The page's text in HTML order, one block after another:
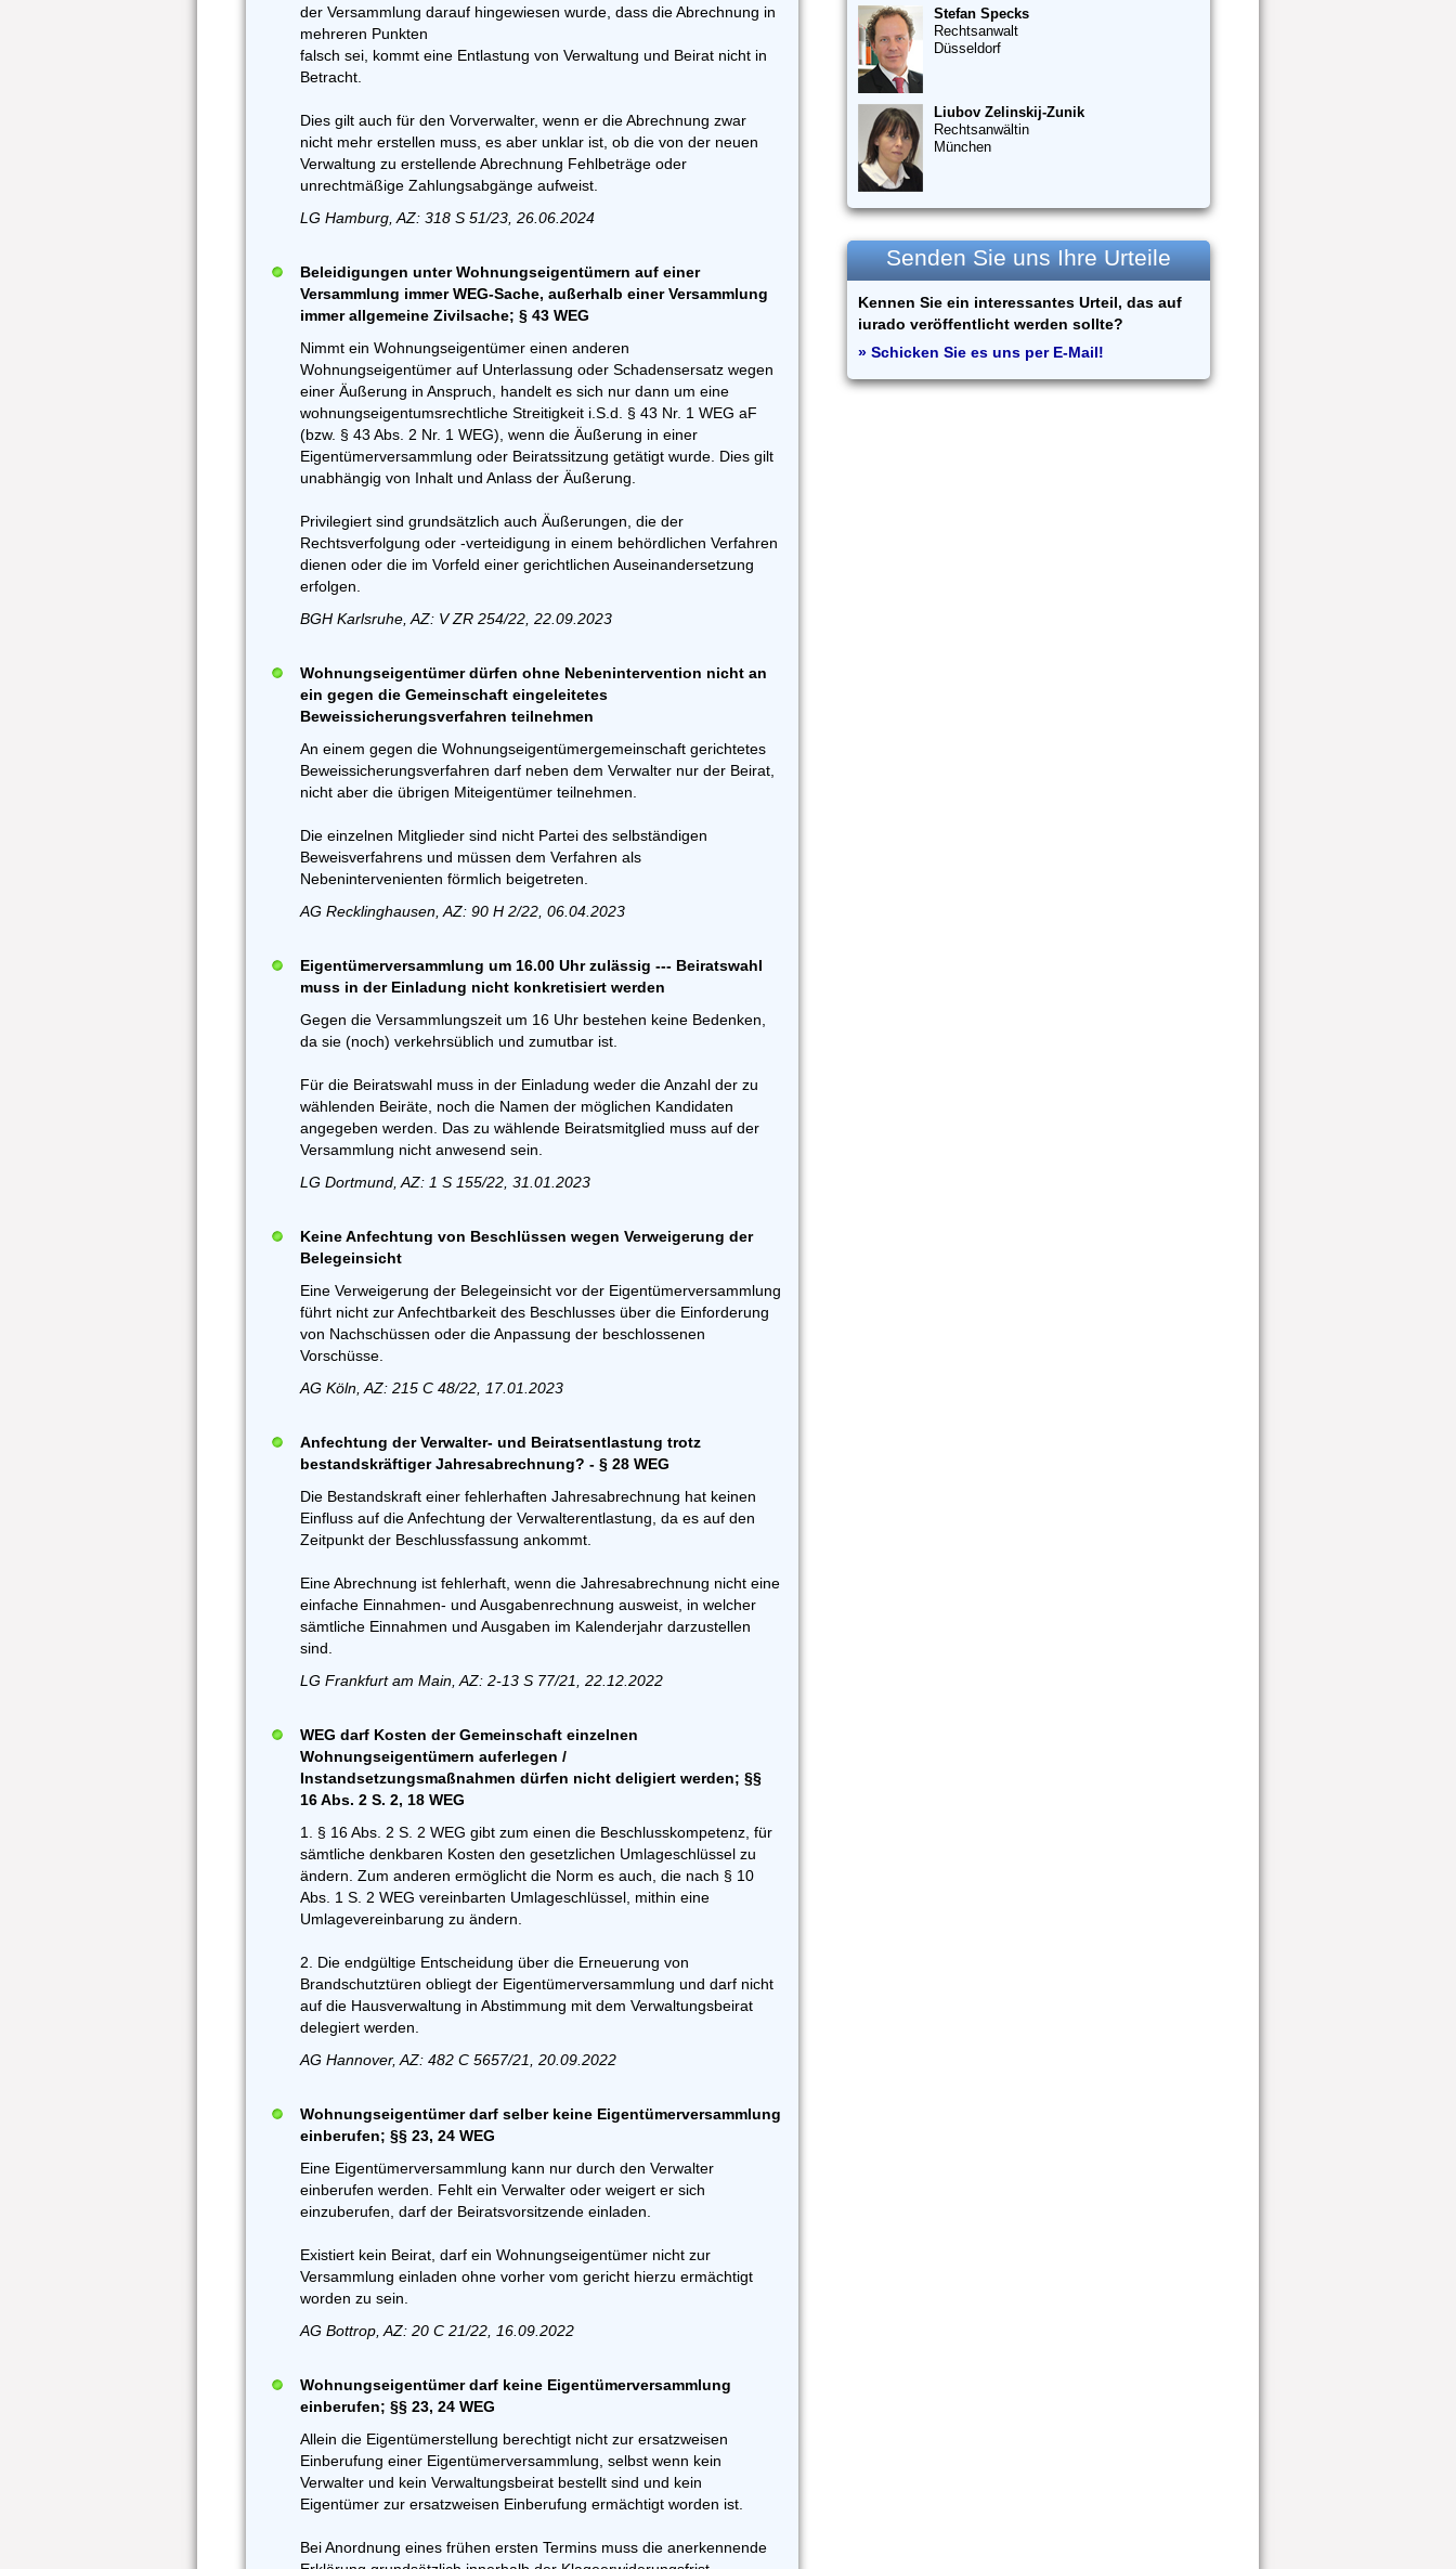
der Versammlung darauf hingewiesen wurde, dass die Abrechnung in
mehreren Punkten
falsch sei, kommt eine Entlastung von Verwaltung und Beirat nicht in
Betracht.
Dies gilt auch für den Vorverwalter, wenn er die Abrechnung zwar
nicht mehr erstellen muss, es aber unklar ist, ob die von der neuen
Verwaltung zu erstellende Abrechnung Fehlbeträge oder
unrechtmäßige Zahlungsabgänge aufweist.
LG Hamburg, AZ: 318 S 51/23, 26.06.2024
Beleidigungen unter Wohnungseigentümern auf einer
Versammlung immer WEG-Sache, außerhalb einer Versammlung
immer allgemeine Zivilsache; § 43 WEG
Nimmt ein Wohnungseigentümer einen anderen
Wohnungseigentümer auf Unterlassung oder Schadensersatz wegen
einer Äußerung in Anspruch, handelt es sich nur dann um eine
wohnungseigentumsrechtliche Streitigkeit i.S.d. § 43 Nr. 1 WEG aF
(bzw. § 43 Abs. 2 Nr. 1 WEG), wenn die Äußerung in einer
Eigentümerversammlung oder Beiratssitzung getätigt wurde. Dies gilt
unabhängig von Inhalt und Anlass der Äußerung.
Privilegiert sind grundsätzlich auch Äußerungen, die der
Rechtsverfolgung oder -verteidigung in einem behördlichen Verfahren
dienen oder die im Vorfeld einer gerichtlichen Auseinandersetzung
erfolgen.
BGH Karlsruhe, AZ: V ZR 254/22, 22.09.2023
Wohnungseigentümer dürfen ohne Nebenintervention nicht an
ein gegen die Gemeinschaft eingeleitetes
Beweissicherungsverfahren teilnehmen
An einem gegen die Wohnungseigentümergemeinschaft gerichtetes
Beweissicherungsverfahren darf neben dem Verwalter nur der Beirat,
nicht aber die übrigen Miteigentümer teilnehmen.
Die einzelnen Mitglieder sind nicht Partei des selbständigen
Beweisverfahrens und müssen dem Verfahren als
Nebenintervenienten förmlich beigetreten.
AG Recklinghausen, AZ: 90 H 2/22, 06.04.2023
Eigentümerversammlung um 16.00 Uhr zulässig --- Beiratswahl
muss in der Einladung nicht konkretisiert werden
Gegen die Versammlungszeit um 16 Uhr bestehen keine Bedenken,
da sie (noch) verkehrsüblich und zumutbar ist.
Für die Beiratswahl muss in der Einladung weder die Anzahl der zu
wählenden Beiräte, noch die Namen der möglichen Kandidaten
angegeben werden. Das zu wählende Beiratsmitglied muss auf der
Versammlung nicht anwesend sein.
LG Dortmund, AZ: 1 S 155/22, 31.01.2023
Keine Anfechtung von Beschlüssen wegen Verweigerung der
Belegeinsicht
Eine Verweigerung der Belegeinsicht vor der Eigentümerversammlung
führt nicht zur Anfechtbarkeit des Beschlusses über die Einforderung
von Nachschüssen oder die Anpassung der beschlossenen
Vorschüsse.
AG Köln, AZ: 215 C 48/22, 17.01.2023
Anfechtung der Verwalter- und Beiratsentlastung trotz
bestandskräftiger Jahresabrechnung? - § 28 WEG
Die Bestandskraft einer fehlerhaften Jahresabrechnung hat keinen
Einfluss auf die Anfechtung der Verwalterentlastung, da es auf den
Zeitpunkt der Beschlussfassung ankommt.
Eine Abrechnung ist fehlerhaft, wenn die Jahresabrechnung nicht eine
einfache Einnahmen- und Ausgabenrechnung ausweist, in welcher
sämtliche Einnahmen und Ausgaben im Kalenderjahr darzustellen
sind.
LG Frankfurt am Main, AZ: 2-13 S 77/21, 22.12.2022
WEG darf Kosten der Gemeinschaft einzelnen
Wohnungseigentümern auferlegen /
Instandsetzungsmaßnahmen dürfen nicht deligiert werden; §§
16 Abs. 2 S. 2, 18 WEG
1. § 16 Abs. 2 S. 2 WEG gibt zum einen die Beschlusskompetenz, für
sämtliche denkbaren Kosten den gesetzlichen Umlageschlüssel zu
ändern. Zum anderen ermöglicht die Norm es auch, die nach § 10
Abs. 1 S. 2 WEG vereinbarten Umlageschlüssel, mithin eine
Umlagevereinbarung zu ändern.
2. Die endgültige Entscheidung über die Erneuerung von
Brandschutztüren obliegt der Eigentümerversammlung und darf nicht
auf die Hausverwaltung in Abstimmung mit dem Verwaltungsbeirat
delegiert werden.
AG Hannover, AZ: 482 C 5657/21, 20.09.2022
Wohnungseigentümer darf selber keine Eigentümerversammlung
einberufen; §§ 23, 24 WEG
Eine Eigentümerversammlung kann nur durch den Verwalter
einberufen werden. Fehlt ein Verwalter oder weigert er sich
einzuberufen, darf der Beiratsvorsitzende einladen.
Existiert kein Beirat, darf ein Wohnungseigentümer nicht zur
Versammlung einladen ohne vorher vom gericht hierzu ermächtigt
worden zu sein.
AG Bottrop, AZ: 20 C 21/22, 16.09.2022
Wohnungseigentümer darf keine Eigentümerversammlung
einberufen; §§ 23, 24 WEG
Allein die Eigentümerstellung berechtigt nicht zur ersatzweisen
Einberufung einer Eigentümerversammlung, selbst wenn kein
Verwalter und kein Verwaltungsbeirat bestellt sind und kein
Eigentümer zur ersatzweisen Einberufung ermächtigt worden ist.
Bei Anordnung eines frühen ersten Termins muss die anerkennende
Stefan Specks
Rechtsanwalt
Düsseldorf
Liubov Zelinskij-Zunik
Rechtsanwältin
München
Senden Sie uns Ihre Urteile
Kennen Sie ein interessantes Urteil, das auf
iurado veröffentlicht werden sollte?
» Schicken Sie es uns per E-Mail!